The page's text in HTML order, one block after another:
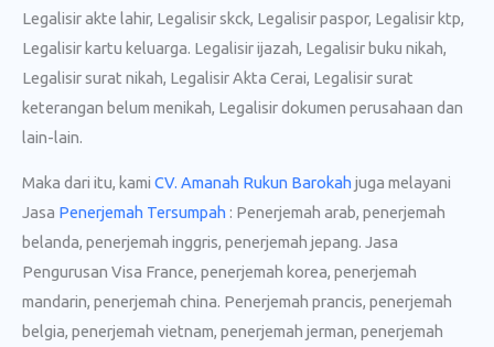
Legalisir akte lahir, Legalisir skck, Legalisir paspor, Legalisir ktp,
Legalisir kartu keluarga. Legalisir ijazah, Legalisir buku nikah,
Legalisir surat nikah, Legalisir Akta Cerai, Legalisir surat
keterangan belum menikah, Legalisir dokumen perusahaan dan
lain-lain.
Maka dari itu, kami CV. Amanah Rukun Barokah juga melayani
Jasa Penerjemah Tersumpah : Penerjemah arab, penerjemah
belanda, penerjemah inggris, penerjemah jepang. Jasa
Pengurusan Visa France, penerjemah korea, penerjemah
mandarin, penerjemah china. Penerjemah prancis, penerjemah
belgia, penerjemah vietnam, penerjemah jerman, penerjemah